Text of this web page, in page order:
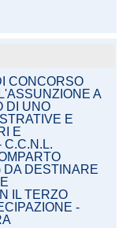
CONCORSO
A
DI UNO
E
E
C.C.N.L.
DA DESTINARE
IL TERZO
-